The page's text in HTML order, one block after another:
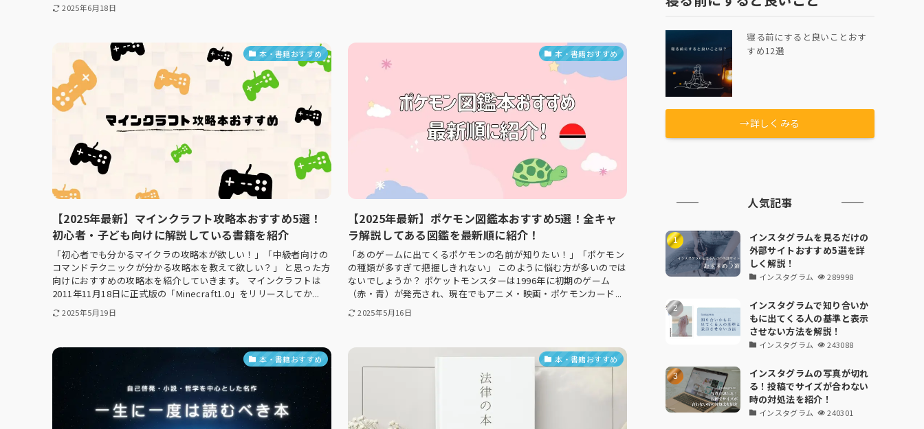
2025年6月18日
本・書籍おすすめ
【2025年最新】マインクラフト攻略本おすすめ5選！
初心者・子ども向けに解説している書籍を紹介
「初心者でも分かるマイクラの攻略本が欲しい！」「中級者向けの
コマンドテクニックが分かる攻略本を教えて欲しい？」 と思った方
向けにおすすめの攻略本を紹介していきます。 マインクラフトは
2011年11月18日に正式版の「Minecraft1.0」をリリースしてか...
2025年5月19日
本・書籍おすすめ
【2025年最新】ポケモン図鑑本おすすめ5選！全キャ
ラ解説してある図鑑を最新順に紹介！
「あのゲームに出てくるポケモンの名前が知りたい！」「ポケモン
の種類が多すぎて把握しきれない」 このように悩む方が多いのでは
ないでしょうか？ ポケットモンスターは1996年に初期のゲーム
（赤・青）が発売され、現在でもアニメ・映画・ポケモンカード...
2025年5月16日
本・書籍おすすめ 本・書籍おすすめ
寝る前にすると良いことおす
すめ12選
→詳しくみる
人気記事
インスタグラムを見るだけの
外部サイトおすすめ5選を詳
しく解説！
インスタグラム 289998
インスタグラムで知り合いか
もに出てくる人の基準と表示
させない方法を解説！
インスタグラム 243088
インスタグラムの写真が切れ
る！投稿でサイズが合わない
時の対処法を紹介！
インスタグラム 240301